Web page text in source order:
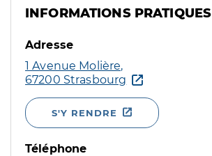
INFORMATIONS PRATIQUES
Adresse
1 Avenue Molière,
67200 Strasbourg
S'Y RENDRE
Téléphone